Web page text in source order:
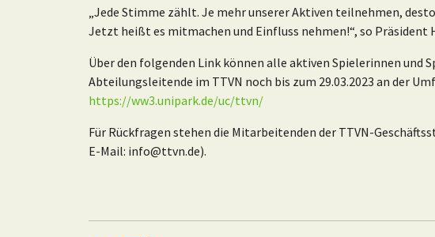
„Jede Stimme zählt. Je mehr unserer Aktiven teilnehmen,
Jetzt heißt es mitmachen und Einfluss nehmen!“, so Präsident
Über den folgenden Link können alle aktiven Spielerinnen und
Abteilungsleitende im TTVN noch bis zum 29.03.2023 an der
https://ww3.unipark.de/uc/ttvn/
Für Rückfragen stehen die Mitarbeitenden der TTVN-
E-Mail: info@ttvn.de).